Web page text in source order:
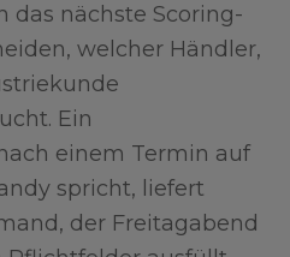
das nächste Scoring-
welcher Händler,
Ein
einem Termin auf
spricht, liefert
der Freitagabend